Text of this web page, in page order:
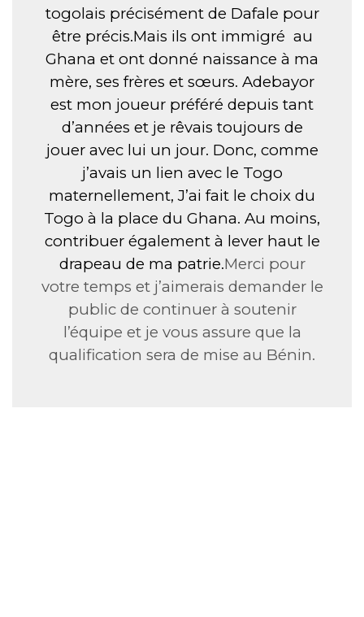
togolais précisément de Dafale pour
être précis.Mais ils ont immigré au
Ghana et ont donné naissance à ma
mère, ses frères et sœurs. Adebayor
est mon joueur préféré depuis tant
d’années et je rêvais toujours de
jouer avec lui un jour. Donc, comme
j’avais un lien avec le Togo
maternellement, J’ai fait le choix du
Togo à la place du Ghana. Au moins,
contribuer également à lever haut le
drapeau de ma patrie.Merci pour
votre temps et j’aimerais demander le
public de continuer à soutenir
l’équipe et je vous assure que la
qualification sera de mise au Bénin.